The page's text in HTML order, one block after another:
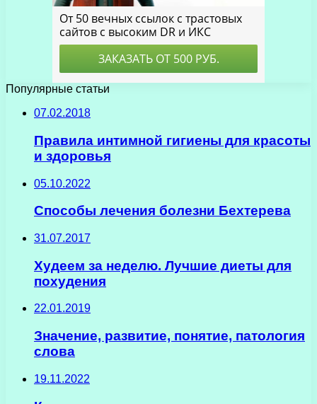
Популярные статьи
07.02.2018
Правила интимной гигиены для красоты
и здоровья
05.10.2022
Способы лечения болезни Бехтерева
31.07.2017
Худеем за неделю. Лучшие диеты для
похудения
22.01.2019
Значение, развитие, понятие, патология
слова
19.11.2022